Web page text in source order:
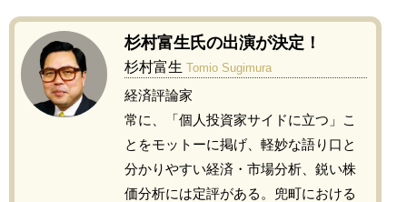
杉村富生氏の出演が決定！
杉村富生Tomio Sugimura
経済評論家
常に、「個人投資家サイドに立つ」こ
とをモットーに掲げ、軽妙な語り口と
分かりやすい経済・市場分析、鋭い株
価分析には定評がある。兜町における